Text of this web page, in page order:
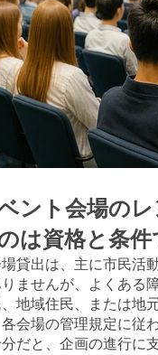
ント会場の
は資格と条件
貸出は、主に市民活
ませんが、よくある
地域住民、または地
会場の管理規定に従
だと、企画の進行に